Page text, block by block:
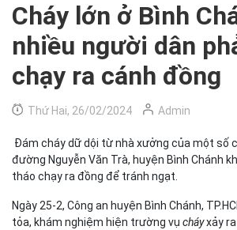
Cháy lớn ở Bình
nhiều người dân
chạy ra cánh đồng
Thứ Hai, 26/02/2024 Admin
Đám cháy dữ dội từ nhà xưởng của một số
đường Nguyễn Văn Trà, huyện Bình Chánh
tháo chạy ra đồng để tránh ngạt.
Ngày 25-2, Công an huyện Bình Chánh,
tỏa, khám nghiệm hiện trường vụ cháyxảy